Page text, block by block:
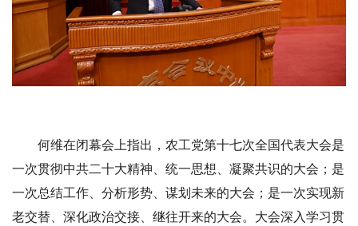
何维在闭幕会上指出，农工党第十七次全国代表大会是
一次贯彻中共二十大精神、统一思想、凝聚共识的大会；是
一次总结工作、分析形势、谋划未来的大会；是一次实现新
老交替、深化政治交接、继往开来的大会。大会深入学习贯